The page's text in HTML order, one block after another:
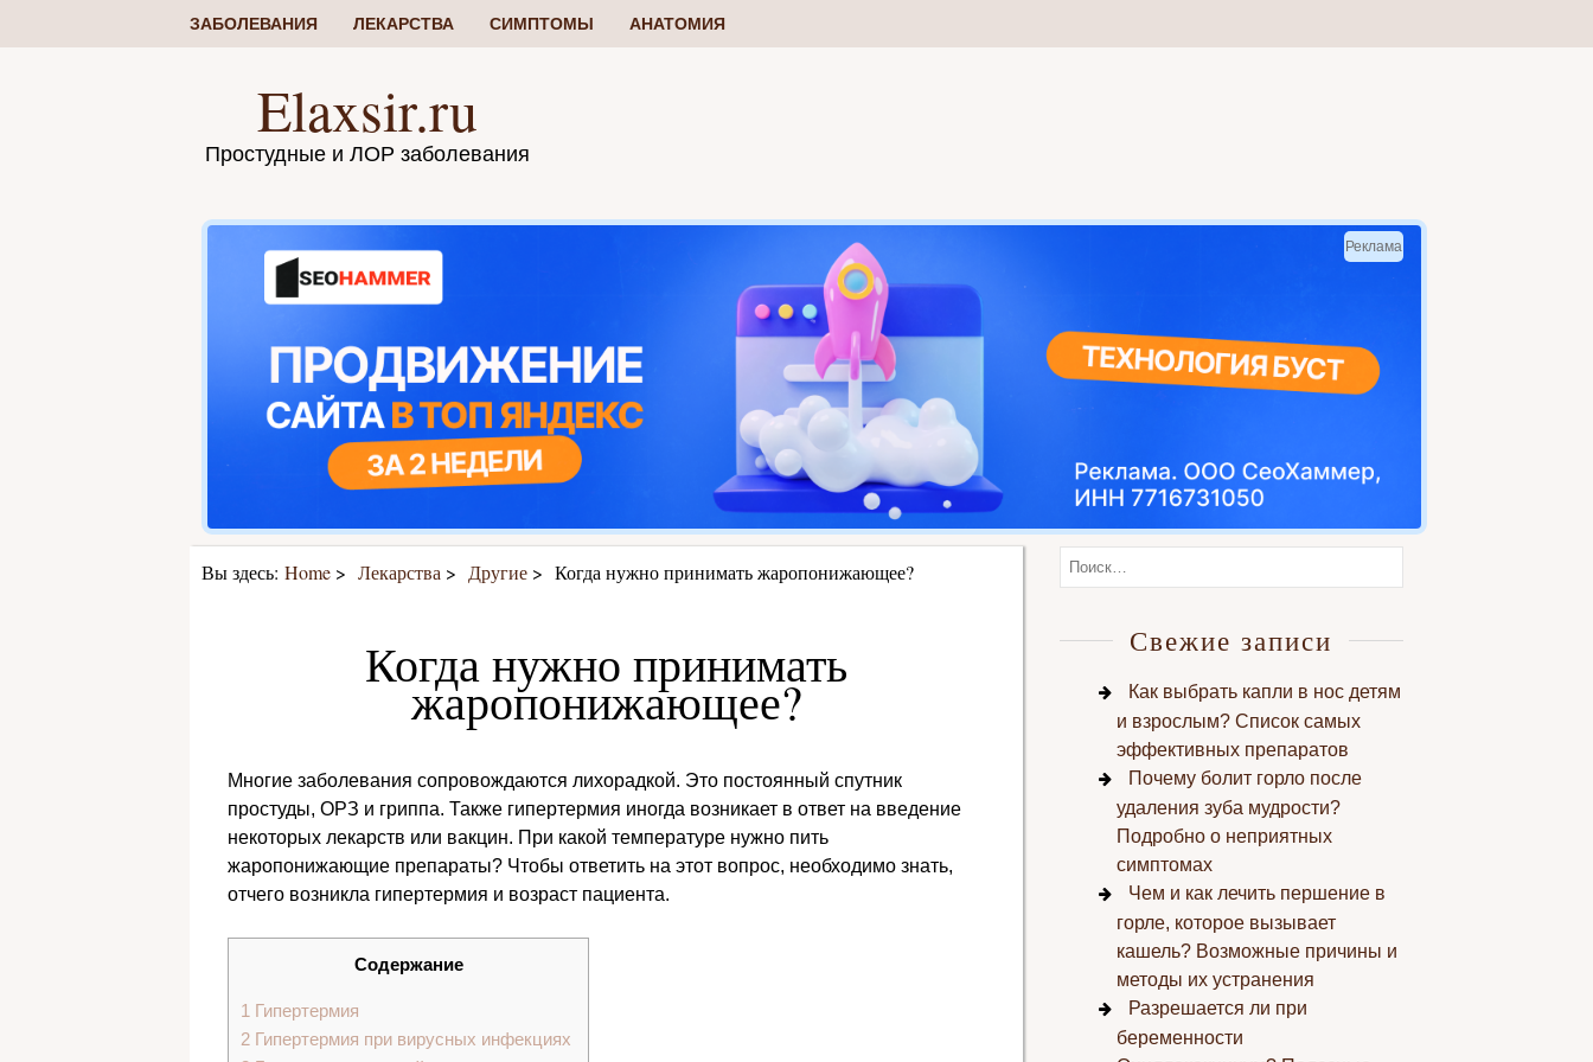
ЗАБОЛЕВАНИЯ ЛЕКАРСТВА СИМПТОМЫ АНАТОМИЯ
Elaxsir.ru
Простудные и ЛОР заболевания
Реклама
Вы здесь: Home Лекарства Другие Когда нужно принимать жаропонижающее?
Когда нужно принимать
жаропонижающее?
Многие заболевания сопровождаются лихорадкой. Это постоянный спутник
простуды, ОРЗ и гриппа. Также гипертермия иногда возникает в ответ на введение
некоторых лекарств или вакцин. При какой температуре нужно пить
жаропонижающие препараты? Чтобы ответить на этот вопрос, необходимо знать,
отчего возникла гипертермия и возраст пациента.
Содержание
1 Гипертермия
2 Гипертермия при вирусных инфекциях
Свежие записи
Как выбрать капли в нос детям
и взрослым? Список самых
эффективных препаратов
Почему болит горло после
удаления зуба мудрости?
Подробно о неприятных
симптомах
Чем и как лечить першение в
горле, которое вызывает
кашель? Возможные причины и
методы их устранения
Разрешается ли при
беременности